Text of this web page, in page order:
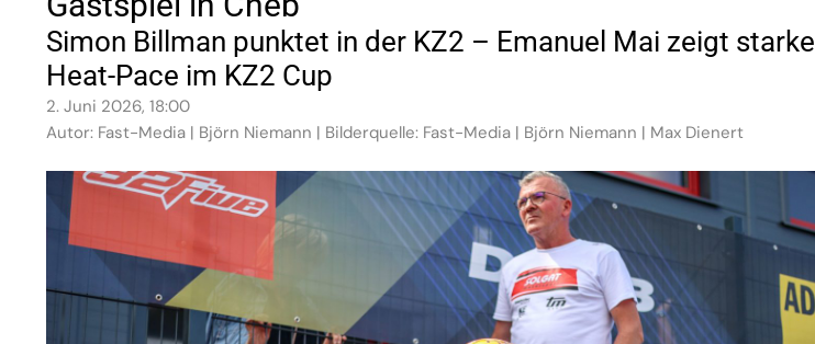
Simon Billman punktet in der KZ2 – Emanuel Mai zeigt starke
Heat-Pace im KZ2 Cup
2. Juni 2026, 18:00
Autor: Fast-Media | Björn Niemann | Bilderquelle: Fast-Media | Björn Niemann | Max Dienert